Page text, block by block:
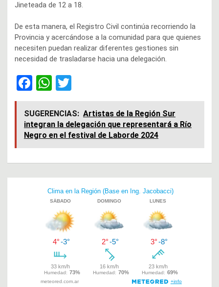
Jineteada de 12 a 18.
De esta manera, el Registro Civil continúa recorriendo la
Provincia y acercándose a la comunidad para que quienes
necesiten puedan realizar diferentes gestiones sin
necesidad de trasladarse hacia una delegación.
F
a
ce
b
o
o
k
W
h
at
s
A
p
p
wi
tt
er
SUGERENCIAS: Artistas de la Región Sur
integran la delegación que representará a Río
Negro en el festival de Laborde 2024
Navegación
entradas